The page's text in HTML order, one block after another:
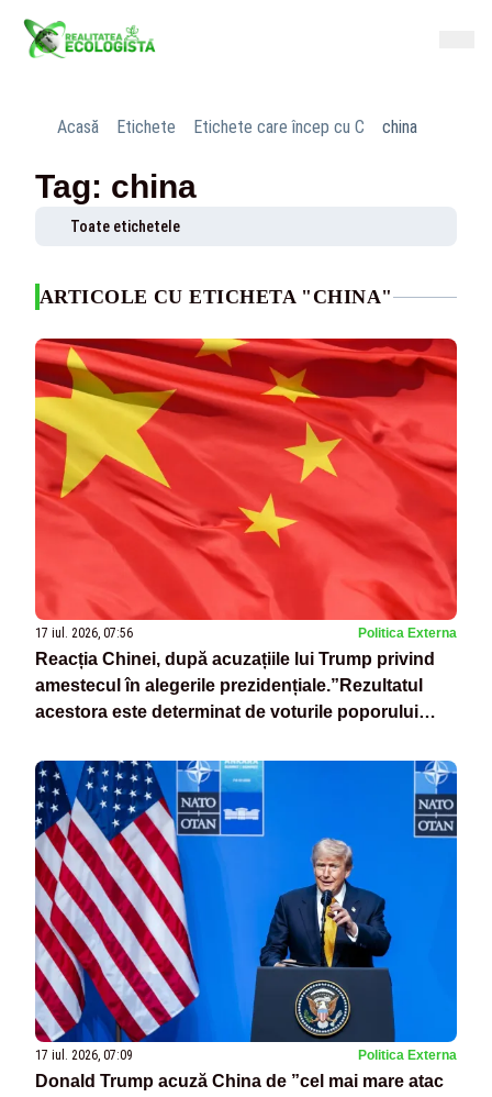
Acasă Etichete Etichete care încep cu C china
Tag: china
Toate etichetele
ARTICOLE CU ETICHETA "CHINA"
17 iul. 2026, 07:56 Politica Externa
Reacția Chinei, după acuzațiile lui Trump privind
amestecul în alegerile prezidențiale.”Rezultatul
acestora este determinat de voturile poporului
17 iul. 2026, 07:09 Politica Externa
Donald Trump acuză China de ”cel mai mare atac